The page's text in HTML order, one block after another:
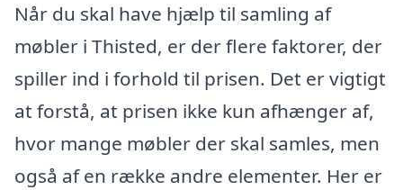
Når du skal have hjælp til samling af
møbler i Thisted, er der flere faktorer, der
spiller ind i forhold til prisen. Det er vigtigt
at forstå, at prisen ikke kun afhænger af,
hvor mange møbler der skal samles, men
også af en række andre elementer. Her er